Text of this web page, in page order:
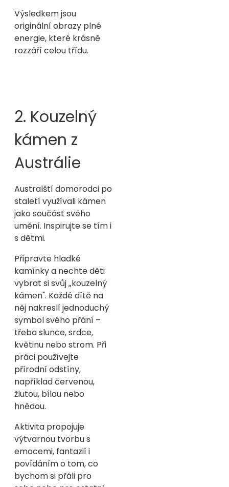
Výsledkem jsou
originální obrazy plné
energie, které krásně
rozzáří celou třídu.
2. Kouzelný
kámen z
Austrálie
Australští domorodci po
staletí využívali kámen
jako součást svého
umění. Inspirujte se tím i
s dětmi.
Připravte hladké
kamínky a nechte děti
vybrat si svůj „kouzelný
kámen". Každé dítě na
něj nakreslí jednoduchý
symbol svého přání –
třeba slunce, srdce,
květinu nebo strom. Při
práci používejte
přírodní odstíny,
například červenou,
žlutou, bílou nebo
hnědou.
Aktivita propojuje
výtvarnou tvorbu s
emocemi, fantazií i
povídáním o tom, co
bychom si přáli pro